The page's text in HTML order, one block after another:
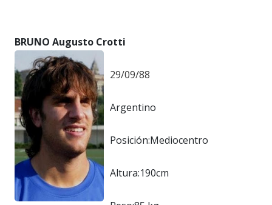
BRUNO Augusto Crotti
29/09/88
Argentino
Posición:Mediocentro
Altura:190cm